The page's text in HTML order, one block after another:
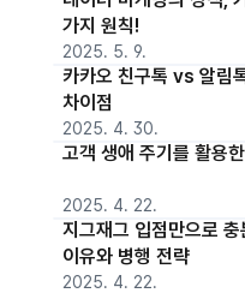
가지 원칙!
2025. 5. 9.
카카오 친구톡 vs 알림
차이점
2025. 4. 30.
고객 생애 주기를 활용
2025. 4. 22.
지그재그 입점만으로
이유와 병행 전략
2025. 4. 22.